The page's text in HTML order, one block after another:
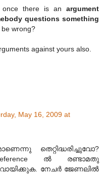
there is an argument
questions something
wrong?
against yours also.
May 16, 2009 at
തെറ്റിദ്ധരിച്ചുവോ?
ൽ രണ്ടാമതു
നേചർ ജേണലിൽ